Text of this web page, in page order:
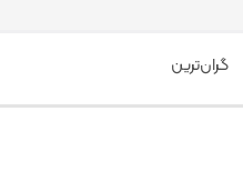
گران‌ترین